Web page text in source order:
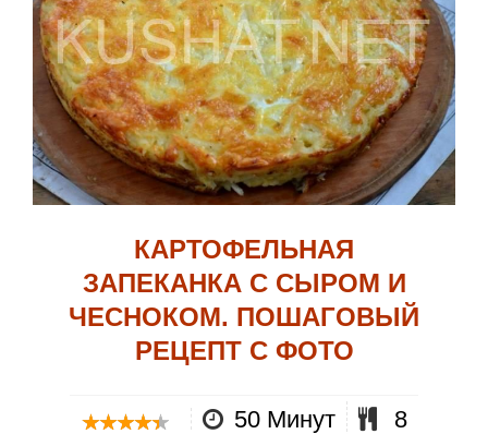
КАРТОФЕЛЬНАЯ
ЗАПЕКАНКА С СЫРОМ И
ЧЕСНОКОМ. ПОШАГОВЫЙ
РЕЦЕПТ С ФОТО
50 Минут 8